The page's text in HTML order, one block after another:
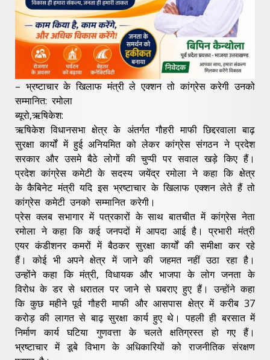
– भ्रष्टाचार के खिलाफ मंत्री ले एक्शन तो कांग्रेस करेगी उनको
सम्मानित: रमोला
ब्यूरो,ऋषिकेश:
ऋषिकेश विधानसभा क्षेत्र के अंतर्गत गौहरी माफी छिद्दरवाला बाढ़
सुरक्षा कार्यों में हुई अनियमित को लेकर कांग्रेस संगठन ने प्रदेश
सरकार और उसमे बैठे लोगों की चुप्पी पर सवाल खड़े किए हैं।
प्रदेश कांग्रेस कमेटी के सदस्य जयेंद्र रमोला ने कहा कि क्षेत्र
के कैबिनेट मंत्री यदि इस भ्रष्टाचार के खिलाफ एक्शन लेते हैं तो
कांग्रेस कमेटी उनको सम्मानित करेगी।
प्रेस क्लब सभागार में पत्रकारों के साथ बातचीत में कांग्रेस नेता
रमोला ने कहा कि कई जनपदों में आपदा आई है। प्रभारी मंत्री
एयर कंडीशनर कमरों में बैठकर सुरक्षा कार्यों की समीक्षा कर रहे
हैं। कोई भी अपने क्षेत्र में जाने की जहमत नहीं उठा रहा है।
उन्होंने कहा कि मंत्री, विधायक और भाजपा के लोग जनता के
विरोध के डर से धरातल पर जाने से घबराए हुए हैं। उन्होंने कहा
कि कुछ महीने पूर्व गौहरी माफी और आसपास क्षेत्र में करीब 37
करोड़ की लागत से बाढ़ सुरक्षा कार्य हुए थे। पहली ही बरसात में
निर्माण कार्य घटिया गुणवत्ता के चलते क्षतिग्रस्त हो गए हैं।
भ्रष्टाचार में डूबे विभाग के अधिकारियों को राजनीतिक संरक्षण